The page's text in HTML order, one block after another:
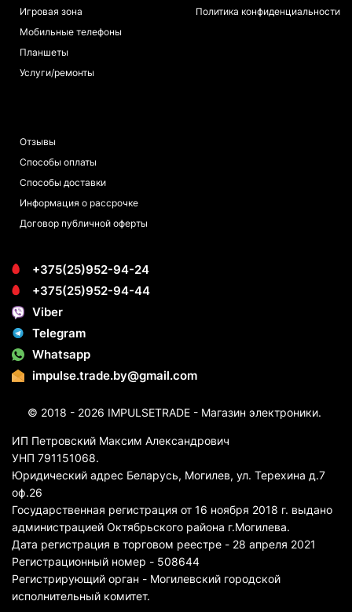
Игровая зона
Мобильные телефоны
Планшеты
Услуги/ремонты
Политика конфиденциальности
Отзывы
Способы оплаты
Способы доставки
Информация о рассрочке
Договор публичной оферты
+375(25)952-94-24
+375(25)952-94-44
Viber
Telegram
Whatsapp
impulse.trade.by@gmail.com
© 2018 - 2026 IMPULSETRADE - Магазин электроники.
ИП Петровский Максим Александрович
УНП 791151068.
Юридический адрес Беларусь, Могилев, ул. Терехина д.7
оф.26
Государственная регистрация от 16 ноября 2018 г. выдано
администрацией Октябрьского района г.Могилева.
Дата регистрация в торговом реестре - 28 апреля 2021
Регистрационный номер - 508644
Регистрирующий орган - Могилевский городской
исполнительный комитет.